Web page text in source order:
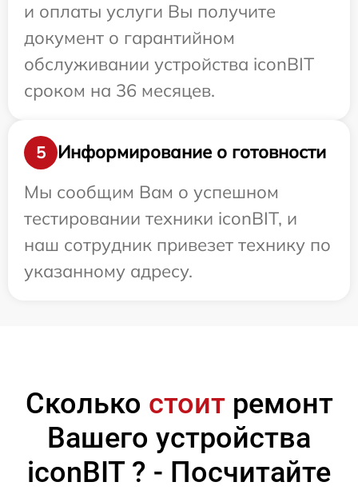
и оплаты услуги Вы получите
документ о гарантийном
обслуживании устройства iconBIT
сроком на 36 месяцев.
5
Информирование о готовности
Мы сообщим Вам о успешном
тестировании техники iconBIT, и
наш сотрудник привезет технику по
указанному адресу.
Сколько стоитремонт
Вашего устройства
iconBIT ? - Посчитайте